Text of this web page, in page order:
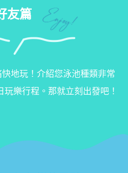
南
篇
題
定
友篇
地玩！介紹您泳池種類非常
樂行程。那就立刻出發吧！